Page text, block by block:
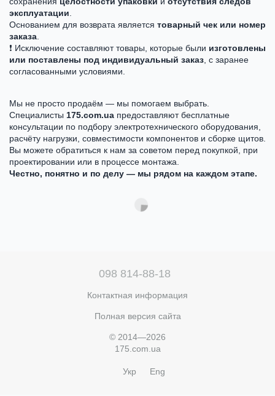
эксплуатации
Основанием для возврата является товарный чек или номер
заказа
❗ Исключение составляют товары, которые были изготовлены
или поставлены под индивидуальный заказ , с заранее
согласованными условиями.
Мы не просто продаём — мы помогаем выбрать.
Специалисты 175.com.ua предоставляют бесплатные
консультации по подбору электротехнического оборудования,
расчёту нагрузки, совместимости компонентов и сборке щитов.
Вы можете обратиться к нам за советом перед покупкой, при
проектировании или в процессе монтажа.
Честно, понятно и по делу — мы рядом на каждом этапе.
098 814-88-18
Контактная информация
Полная версия сайта
© 2014—2026
175.com.ua
Укр Eng